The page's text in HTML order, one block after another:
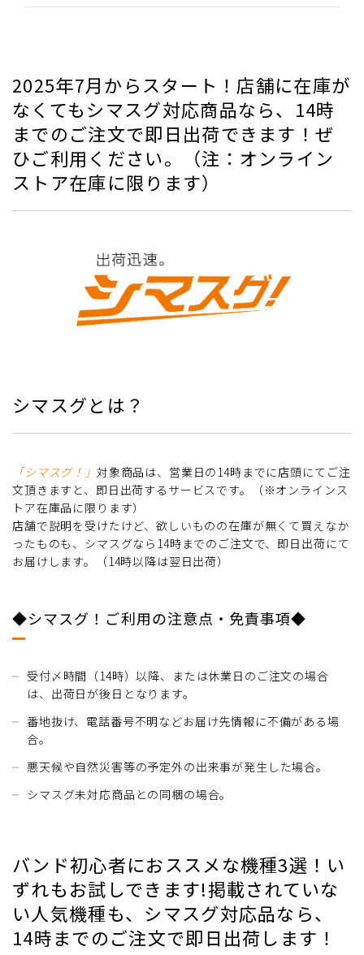
2025年7月からスタート！店舗に在庫が
なくてもシマスグ対応商品なら、14時
までのご注文で即日出荷できます！ぜ
ひご利用ください。（注：オンライン
ストア在庫に限ります）
シマスグとは？
「シマスグ！」 対象商品は、営業日の14時までに店頭にてご注
文頂きますと、即日出荷するサービスです。（※オンラインス
トア在庫品に限ります）
店舗で説明を受けたけど、欲しいものの在庫が無くて買えなか
ったものも、シマスグなら14時までのご注文で、即日出荷にて
お届けします。（14時以降は翌日出荷）
◆シマスグ！ご利用の注意点・免責事項◆
受付〆時間（14時）以降、または休業日のご注文の場合
は、出荷日が後日となります。
番地抜け、電話番号不明などお届け先情報に不備がある場
合。
悪天候や自然災害等の予定外の出来事が発生した場合。
シマスグ未対応商品との同梱の場合。
バンド初心者におススメな機種3選！い
ずれもお試しできます!掲載されていな
い人気機種も、シマスグ対応品なら、
14時までのご注文で即日出荷します！